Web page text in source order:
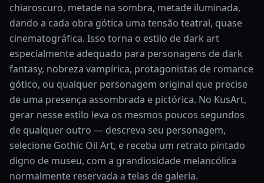
chiaroscuro, metade na sombra, metade iluminada,
dando a cada obra gótica uma tensão teatral, quase
cinematográfica. Isso torna o estilo de dark art
especialmente adequado para personagens de dark
fantasy, nobreza vampírica, protagonistas de romance
gótico, ou qualquer personagem original que precise
de uma presença assombrada e pictórica. No KusArt,
gerar nesse estilo leva os mesmos poucos segundos
de qualquer outro — descreva seu personagem,
selecione Gothic Oil Art, e receba um retrato pintado
digno de museu, com a grandiosidade melancólica
normalmente reservada a telas de galeria.